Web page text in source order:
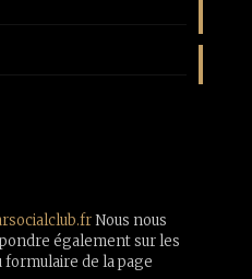
Nous nous
également sur les
formulaire de la page